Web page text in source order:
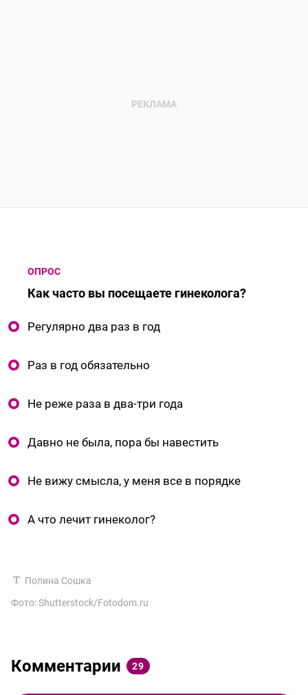
ОПРОС
Как часто вы посещаете гинеколога?
Регулярно два раз в год
Раз в год обязательно
Не реже раза в два-три года
Давно не была, пора бы навестить
Не вижу смысла, у меня все в порядке
А что лечит гинеколог?
Полина Сошка
Фото: Shutterstock/Fotodom.ru
Комментарии 29